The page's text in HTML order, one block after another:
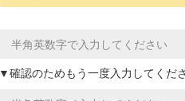
▼確認のためもう一度入力してくださ